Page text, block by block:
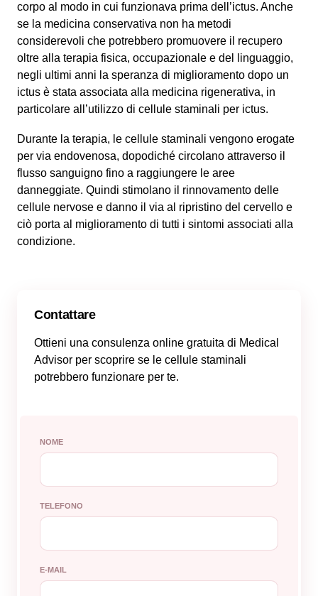
corpo al modo in cui funzionava prima dell’ictus. Anche
se la medicina conservativa non ha metodi
considerevoli che potrebbero promuovere il recupero
oltre alla terapia fisica, occupazionale e del linguaggio,
negli ultimi anni la speranza di miglioramento dopo un
ictus è stata associata alla medicina rigenerativa, in
particolare all’utilizzo di cellule staminali per ictus.
Durante la terapia, le cellule staminali vengono erogate
per via endovenosa, dopodiché circolano attraverso il
flusso sanguigno fino a raggiungere le aree
danneggiate. Quindi stimolano il rinnovamento delle
cellule nervose e danno il via al ripristino del cervello e
ciò porta al miglioramento di tutti i sintomi associati alla
condizione.
Contattare
Ottieni una consulenza online gratuita di Medical
Advisor per scoprire se le cellule staminali
potrebbero funzionare per te.
NOME
TELEFONO
E-MAIL